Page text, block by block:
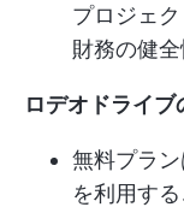
プロジェ
財務の健全
ロデオドライブ
無料プラ
を利用する